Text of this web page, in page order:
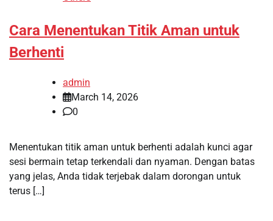
Cara Menentukan Titik Aman untuk
Berhenti
admin
March 14, 2026
0
Menentukan titik aman untuk berhenti adalah kunci agar
sesi bermain tetap terkendali dan nyaman. Dengan batas
yang jelas, Anda tidak terjebak dalam dorongan untuk
terus […]